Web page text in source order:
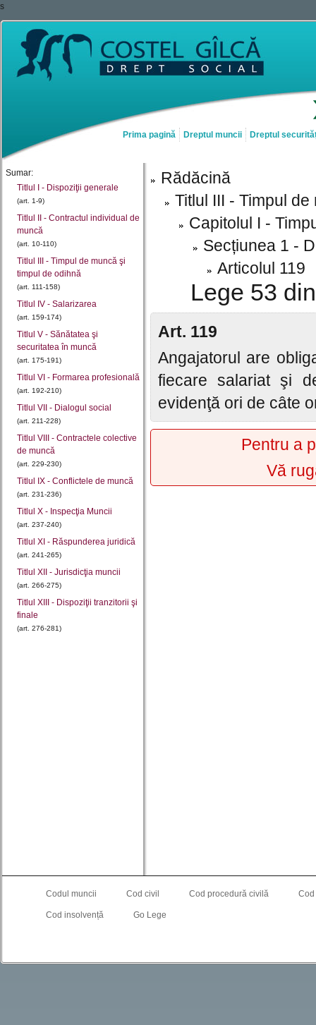
s
Prima pagină Dreptul muncii Dreptul
Sumar:
Titlul I - Dispoziţii generale
(art. 1-9)
Titlul II - Contractul individual de
muncă
(art. 10-110)
Titlul III - Timpul de muncă şi
timpul de odihnă
(art. 111-158)
Titlul IV - Salarizarea
(art. 159-174)
Titlul V - Sănătatea şi
securitatea în muncă
(art. 175-191)
Titlul VI - Formarea profesională
(art. 192-210)
Titlul VII - Dialogul social
(art. 211-228)
Titlul VIII - Contractele colective
de muncă
(art. 229-230)
Titlul IX - Conflictele de muncă
(art. 231-236)
Titlul X - Inspecţia Muncii
(art. 237-240)
Titlul XI - Răspunderea juridică
(art. 241-265)
Titlul XII - Jurisdicţia muncii
(art. 266-275)
Titlul XIII - Dispoziţii tranzitorii şi
finale
(art. 276-281)
Rădăcină
Titlul III - Timpul
Capitolul I -
Secțiunea 1 -
Articolul 119
Lege 53
Art. 119
Angajatorul are
fiecare salariat şi
evidenţă ori de câte
Pentru a
Vă
Codul muncii Cod civil Cod procedură civilă
Cod insolvență Go Lege